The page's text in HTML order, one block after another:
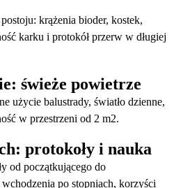
krążenia bioder, kostek,
karku i protokół przerw w długiej
świeże powietrze
użycie balustrady, światło dzienne,
w przestrzeni od 2 m2.
protokoły i nauka
od początkującego do
po stopniach, korzyści